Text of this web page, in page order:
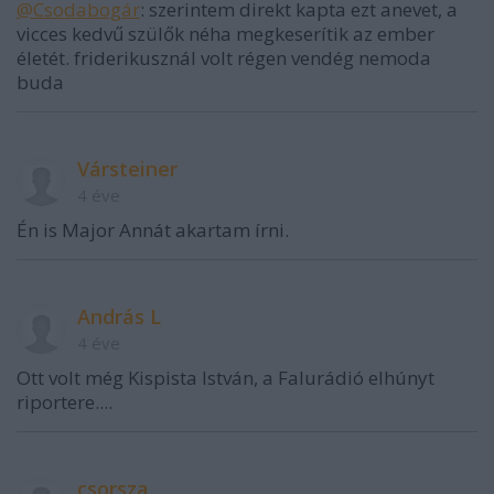
@Csodabogár: szerintem direkt kapta ezt anevet, a
vicces kedvű szülők néha megkeserítik az ember
életét. friderikusznál volt régen vendég nemoda
buda
Vársteiner
Én is Major Annát akartam írni.
András L
Ott volt még Kispista István, a Falurádió elhúnyt
riportere....
csorsza